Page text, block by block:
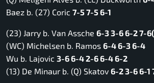
Baez b. (27) Coric 7-5 7-5 6-1
(23) Jarry b. Van Assche 6-3 3-6 6-2 7-
(WC) Michelsen b. Ramos 6-4 6-3 6-4
Wu b. Lajovic 3-6 6-4 2-6 6-4 6-2
(13) De Minaur b. (Q) Skatov 6-2 3-6 6-1